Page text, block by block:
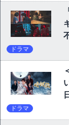
ドラマ
ドラマ